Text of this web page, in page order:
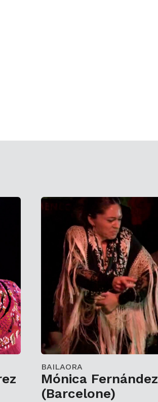
BAILAORA
Mónica Fernández
(Barcelone)